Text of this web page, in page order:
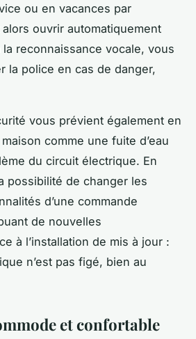
ou en vacances par
ouvrir automatiquement
reconnaissance vocale, vous
la police en cas de danger,
vous prévient également en
comme une fuite d’eau
du circuit électrique. En
possibilité de changer les
d’une commande
de nouvelles
à l’installation de mis à jour :
n’est pas figé, bien au
et confortable